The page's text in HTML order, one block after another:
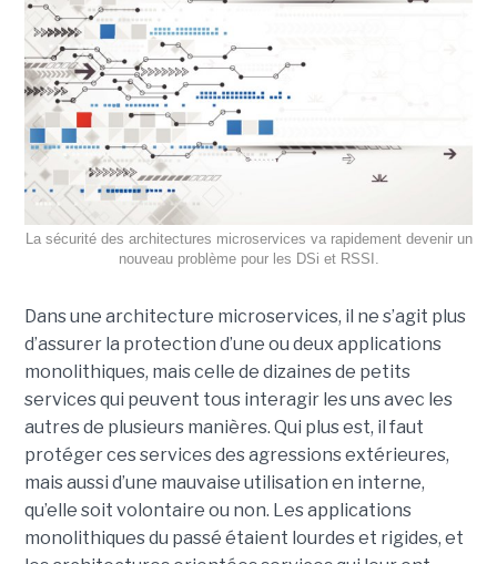
La sécurité des architectures microservices va rapidement devenir un
nouveau problème pour les DSi et RSSI.
Dans une architecture microservices, il ne s’agit plus
d’assurer la protection d’une ou deux applications
monolithiques, mais celle de dizaines de petits
services qui peuvent tous interagir les uns avec les
autres de plusieurs manières. Qui plus est, il faut
protéger ces services des agressions extérieures,
mais aussi d’une mauvaise utilisation en interne,
qu’elle soit volontaire ou non. Les applications
monolithiques du passé étaient lourdes et rigides, et